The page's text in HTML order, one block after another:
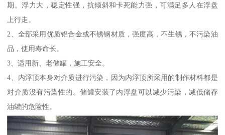
期。浮力大，稳定性强，抗倾斜和卡死能力强，可满足多人在浮盘
上行走。
2、全部采用优质铝合金或不锈钢材质，强度高，不生锈，不污染油
品，使用寿命长。
3、适用新、老储罐，施工安全。
4、内浮顶本身对介质进行污染，因为内浮顶所采用的制作材料都是
对介质没有污染性的。储罐安装了内浮盘可以减少污染，减低储存
油罐的危险性。